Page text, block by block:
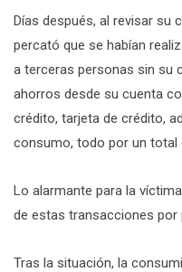
Días después, al revisar su
percató que se habían
a terceras personas sin su
ahorros desde su cuenta
crédito, tarjeta de crédito,
consumo, todo por un total
Lo alarmante para la
de estas transacciones por
Tras la situación, la